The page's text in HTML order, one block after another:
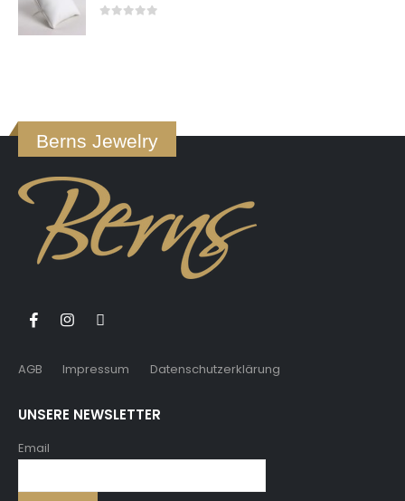
Berns Jewelry
AGB Impressum Datenschutzerklärung
UNSERE NEWSLETTER
Email